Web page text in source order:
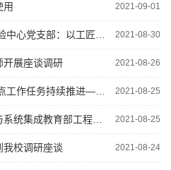
2021-09-01
用
2021-08-30
2021-08-26
开展座谈调研
2021-08-25
2021-08-25
2021-08-24
我校调研座谈